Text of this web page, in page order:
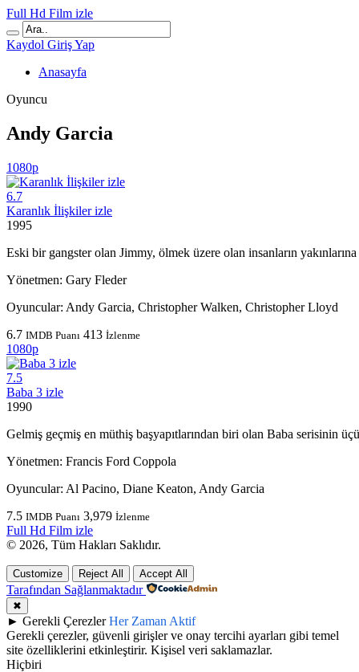
Full Hd Film izle
Kaydol Giriş Yap
Anasayfa
Oyuncu
Andy Garcia
1080p
6.7
Karanlık İlişkiler izle
1995
Eski bir gangster olan Jimmy, ölmek üzere olan insanların
Yönetmen: Gary Fleder
Oyuncular: Andy Garcia, Christopher Walken, Christopher Lloyd
6.7 IMDB Puanı 413 İzlenme
1080p
7.5
Baba 3 izle
1990
Gelmiş geçmiş en müthiş başyapıtlarından biri olan Baba serisinin
Yönetmen: Francis Ford Coppola
Oyuncular: Al Pacino, Diane Keaton, Andy Garcia
7.5 IMDB Puanı 3,979 İzlenme
Full Hd Film izle
© 2026, Tüm Hakları Saklıdır.
Customize Reject All Accept All
Tarafından Sağlanmaktadır
✖
► Gerekli Çerezler Her Zaman Aktif
Gerekli çerezler, güvenli girişler ve onay tercihi ayarları gibi temel
site özelliklerini etkinleştirir. Kişisel veri saklamazlar.
Hiçbiri